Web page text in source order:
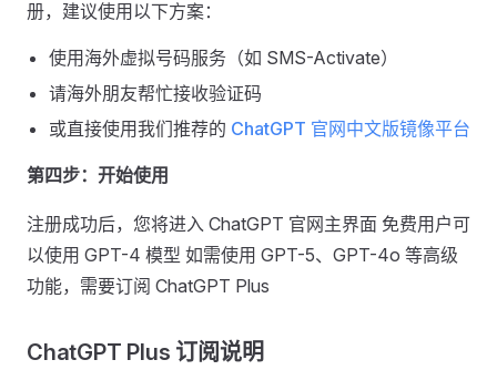
册，建议使用以下方案：
使用海外虚拟号码服务（如 SMS-Activate）
请海外朋友帮忙接收验证码
或直接使用我们推荐的 ChatGPT 官网中文版镜像平台
第四步：开始使用
注册成功后，您将进入 ChatGPT 官网主界面 免费用户可
以使用 GPT-4 模型 如需使用 GPT-5、GPT-4o 等高级
功能，需要订阅 ChatGPT Plus
ChatGPT Plus 订阅说明